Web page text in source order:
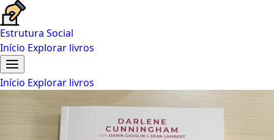
Estrutura Social
Início Explorar livros
Início Explorar livros